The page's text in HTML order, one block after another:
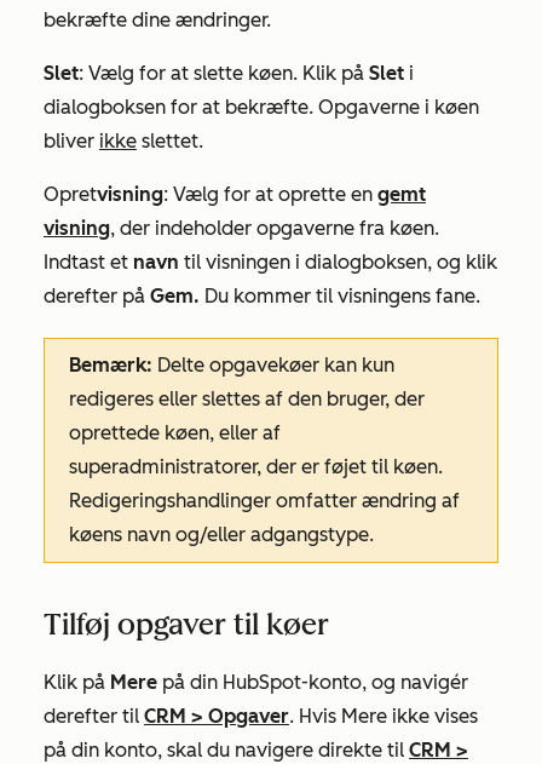
bekræfte dine ændringer.
Slet: Vælg for at slette køen. Klik på Slet i
dialogboksen for at bekræfte. Opgaverne i køen
bliver ikke slettet.
Opretvisning: Vælg for at oprette en gemt
visning, der indeholder opgaverne fra køen.
Indtast et navn til visningen i dialogboksen, og klik
derefter på Gem. Du kommer til visningens fane.
Bemærk: Delte opgavekøer kan kun
redigeres eller slettes af den bruger, der
oprettede køen, eller af
superadministratorer, der er føjet til køen.
Redigeringshandlinger omfatter ændring af
køens navn og/eller adgangstype.
Tilføj opgaver til køer
Klik på Mere på din HubSpot-konto, og navigér
derefter til CRM > Opgaver. Hvis Mere ikke vises
på din konto, skal du navigere direkte til CRM >